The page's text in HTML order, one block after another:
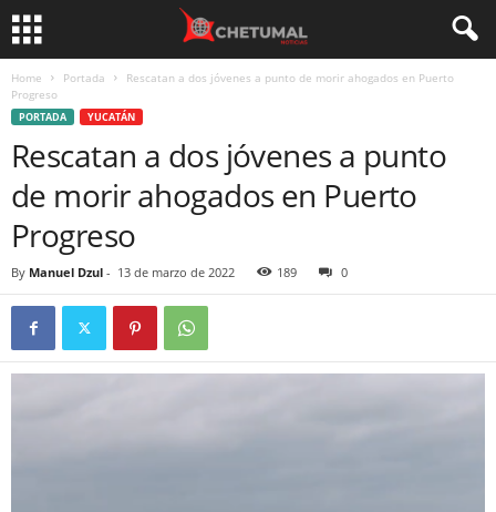
Home Portada
Rescatan a dos jóvenes a punto de morir ahogados en Puerto
Progreso
PORTADA YUCATÁN
Rescatan a dos jóvenes a punto
de morir ahogados en Puerto
Progreso
By Manuel Dzul - 13 de marzo de 2022 189 0